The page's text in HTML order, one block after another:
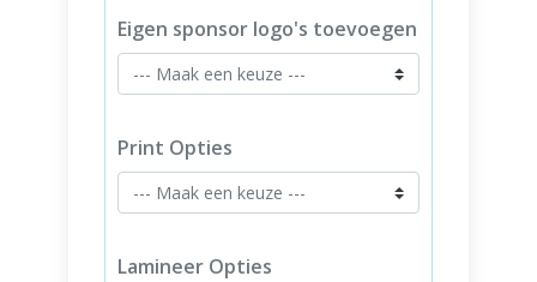
Eigen sponsor logo's toevoegen
Print Opties
Lamineer Opties